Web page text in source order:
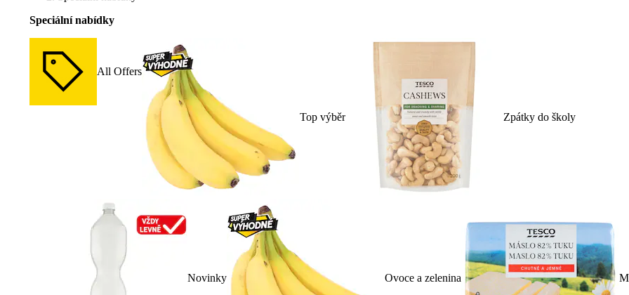
Speciální nabídky
All Offers
Top výběr Zpátky do školy
Novinky Ovoce a zelenina